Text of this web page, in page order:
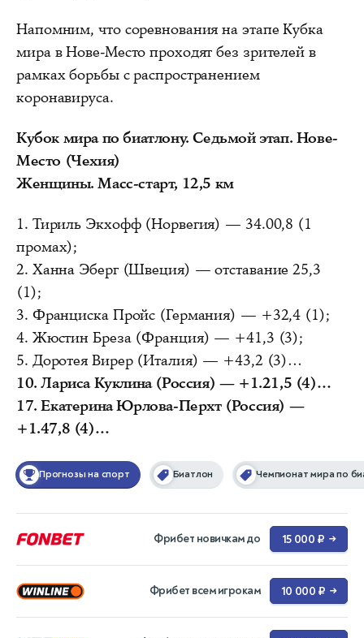
Напомним, что соревнования на этапе Кубка
мира в Нове-Место проходят без зрителей в
рамках борьбы с распространением
коронавируса.
Кубок мира по биатлону. Седьмой этап. Нове-
Место (Чехия)
Женщины. Масс-старт, 12,5 км
1. Тириль Экхофф (Норвегия) — 34.00,8 (1
промах);
2. Ханна Эберг (Швеция) — отставание 25,3
(1);
3. Франциска Пройс (Германия) — +32,4 (1);
4. Жюстин Бреза (Франция) — +41,3 (3);
5. Доротея Вирер (Италия) — +43,2 (3)…
10. Лариса Куклина (Россия) — +1.21,5 (4)…
17. Екатерина Юрлова-Перхт (Россия) —
+1.47,8 (4)…
Прогнозы на спорт Биатлон Чемпионат мира по
Фрибет новичкам до 15 000 ₽ →
Фрибет всем игрокам 10 000 ₽ →